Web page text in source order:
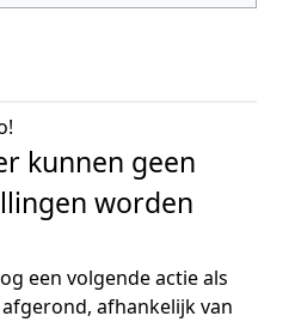
kunnen geen
worden
een volgende actie als
afhankelijk van